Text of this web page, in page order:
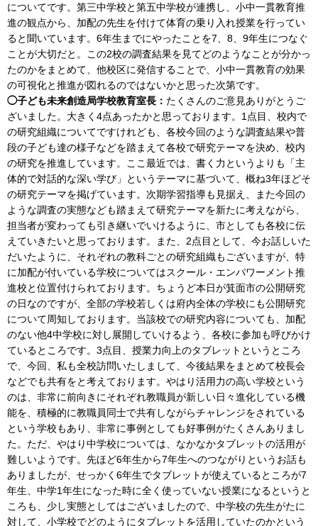
についてです。第三中学校と第五中学校が連携し、小中一貫教育推
進の観点から、加配の先生を付けて体育の乗り入れ授業を行ってい
ると聞いています。6年生までにやったことを7、8、9年生につなぐ
ことが大切だと。この2校の調査結果を見てどのようなことが分かっ
たのかをまとめて、他校区に発信することで、小中一貫教育の効果
の可視化と推進が図れるのではないかと思った次第です。
◯子ども未来創造局学校教育室長： たくさんのご意見ありがとうご
ざいました。大きく4点あったかと思っております。1点目、校内で
の研究組織についてですけれども、各校今回のような調査結果や普
段の子ども達の様子などを踏まえて各校で研究テーマを決め、校内
の研究を推進しています。ここ最近では、書く力というよりも「主
体的で対話的な深い学び」というテーマに基づいて、概ね3年ほどそ
の研究テーマを掲げています。次期学習指導も見据え、また今回の
ような調査の実態なども踏まえて研究テーマを新たに考えながら、
担当者が変わっても引き継いでいけるように、市としても各校に伝
えていきたいと思っております。また、2点目として、今お話しいた
だいたように、それぞれの教科ごとの研究組織もございますが、特
に加配が付いている学校についてはスクール・エンパワーメント推
進校と位置付けられております。ちょうど本日が箕面市の公開研究
の日なのですが、全部の学校若しくは府内全体の学校にも公開研究
について周知しております。当該校での研究内容についても、加配
のない他4中学校に対し展開していけるよう、各校に参加も呼びかけ
ているところです。3点目、授業力向上のタブレットというところ
で、今回、私も全校訪問いたしまして、今後結果をまとめて校長会
などでも共有をと考えております。やはり活用力の高い学校という
のは、非常に前向きにそれぞれ教職員が新しい日々進化している機
能を、積極的に教職員同士で共有しながらチャレンジをされている
という学校もあり、非常に事例としても好事例がたくさんありまし
た。ただ、やはり中学校については、なかなかタブレットの活用が
難しいようです。先ほど6年生から7年生へのつながりというお話も
ありましたが、せっかく6年生でタブレットが使えているところが7
年生、中学1年生になった時に全く使っていない授業になるというと
ころも、少し実態としてはございましたので、中学校の先生がたに
対して、小学校でどのようにタブレットを活用していたのかという